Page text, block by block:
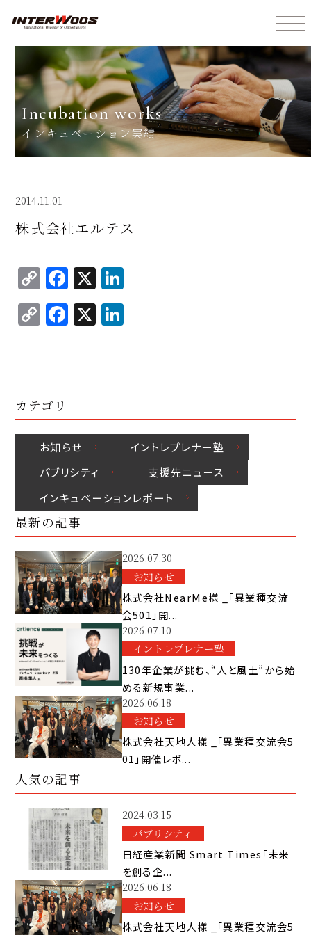
incubation works
インキュベーション実績
2014.11.01
株式会社エルテス
C
o
p
k
F
a
c
o
k
X
n
C
o
Li
n
k
F
a
o
o
k
X
I
n
カテゴリ
お知らせ
イントレプレナー塾
パブリシティ
⽀援先ニュース
インキュベーションレポート
最新の記事
2026.07.30
お知らせ
株式会社NearMe様 _「異業種交流
会501」開...
2026.07.10
イントレプレナー塾
130年企業が挑む、“人と風土”から始
める新規事業...
2026.06.18
お知らせ
株式会社天地人様 _「異業種交流会5
01」開催レポ...
人気の記事
2024.03.15
パブリシティ
日経産業新聞 Smart Times「未来
を創る企...
2026.06.18
お知らせ
株式会社天地人様 _「異業種交流会5